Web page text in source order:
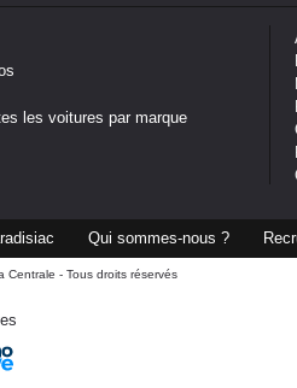
les voitures par marque
Qui sommes-nous ?
Centrale - Tous droits réservés